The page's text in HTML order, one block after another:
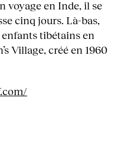
voyage en Inde, il se
cinq jours. Là-bas,
tibétains en
Village, créé en 1960